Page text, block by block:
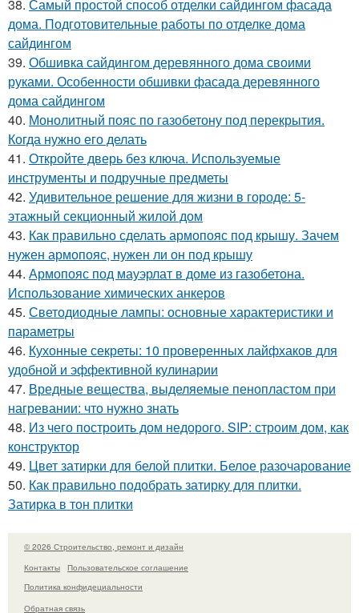
38. Самый простой способ отделки сайдингом фасада
дома. Подготовительные работы по отделке дома
сайдингом
39. Обшивка сайдингом деревянного дома своими
руками. Особенности обшивки фасада деревянного
дома сайдингом
40. Монолитный пояс по газобетону под перекрытия.
Когда нужно его делать
41. Откройте дверь без ключа. Используемые
инструменты и подручные предметы
42. Удивительное решение для жизни в городе: 5-
этажный секционный жилой дом
43. Как правильно сделать армопояс под крышу. Зачем
нужен армопояс, нужен ли он под крышу
44. Армопояс под мауэрлат в доме из газобетона.
Использование химических анкеров
45. Светодиодные лампы: основные характеристики и
параметры
46. Кухонные секреты: 10 проверенных лайфхаков для
удобной и эффективной кулинарии
47. Вредные вещества, выделяемые пенопластом при
нагревании: что нужно знать
48. Из чего построить дом недорого. SIP: строим дом, как
конструктор
49. Цвет затирки для белой плитки. Белое разочарование
50. Как правильно подобрать затирку для плитки.
Затирка в тон плитки
© 2026 Строительство, ремонт и дизайн
Контакты
Пользовательское соглашение
Политика конфидециальности
Обратная связь